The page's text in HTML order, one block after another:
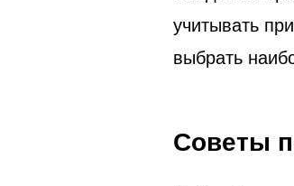
учитывать
выбрать
Советы